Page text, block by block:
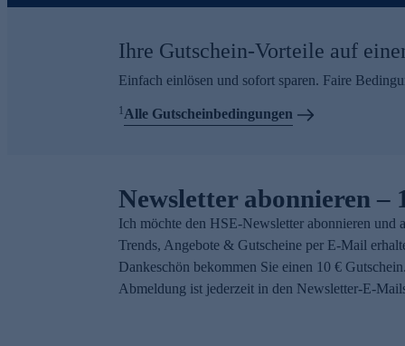
Ihre Gutschein-Vorteile auf
Einfach einlösen und sofort sparen. Faire
1Alle Gutscheinbedingungen
Newsletter abonnieren –
Ich möchte den HSE-Newsletter abonnieren und
Trends, Angebote & Gutscheine per E-Mail
Dankeschön bekommen Sie einen 10 €
Abmeldung ist jederzeit in den Newsletter-E-